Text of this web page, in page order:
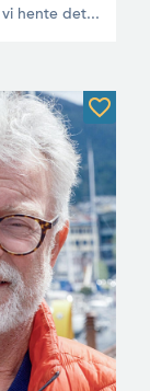
hente det...